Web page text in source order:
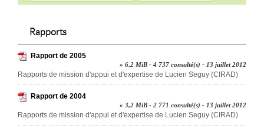
Rapports
Rapport de 2005
» 6,2 MiB - 4 737 consulté(s) - 13 juillet 2012
Rapports de mission d'appui et d'expertise de Lucien Seguy (CIRAD)
Rapport de 2004
» 3,2 MiB - 2 771 consulté(s) - 13 juillet 2012
Rapports de mission d'appui et d'expertise de Lucien Seguy (CIRAD)